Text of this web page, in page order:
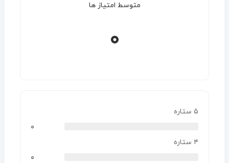
متوسط امتیاز ها
۰
۵ ستاره
۰
۴ ستاره
۰